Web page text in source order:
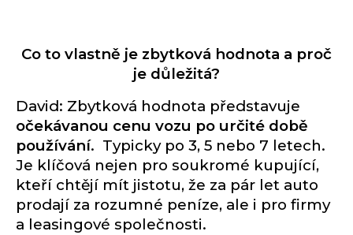
Co to vlastně je zbytková hodnota a proč
je důležitá?
David: Zbytková hodnota představuje
očekávanou cenu vozu po určité době
používání. Typicky po 3, 5 nebo 7 letech.
Je klíčová nejen pro soukromé kupující,
kteří chtějí mít jistotu, že za pár let auto
prodají za rozumné peníze, ale i pro firmy
a leasingové společnosti.